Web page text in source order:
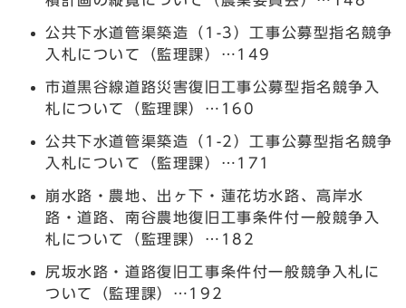
公共下水道管渠築造（1-3）工事公募型指名競争
入札について（監理課）…149
市道黒谷線道路災害復旧工事公募型指名競争入
札について（監理課）…160
公共下水道管渠築造（1-2）工事公募型指名競争
入札について（監理課）…171
崩水路・農地、出ヶ下・蓮花坊水路、高岸水
路・道路、南谷農地復旧工事条件付一般競争入
札について（監理課）…182
尻坂水路・道路復旧工事条件付一般競争入札に
ついて（監理課）…192